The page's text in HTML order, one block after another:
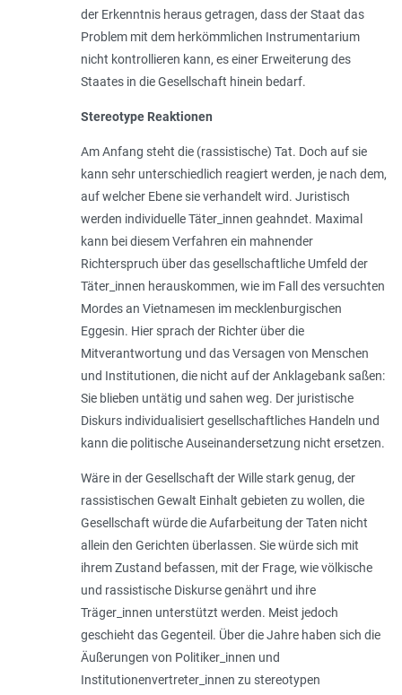
der Erkenntnis heraus getragen, dass der Staat das
Problem mit dem herkömmlichen Instrumentarium
nicht kontrollieren kann, es einer Erweiterung des
Staates in die Gesellschaft hinein bedarf.
Stereotype Reaktionen
Am Anfang steht die (rassistische) Tat. Doch auf sie
kann sehr unterschiedlich reagiert werden, je nach dem,
auf welcher Ebene sie verhandelt wird. Juristisch
werden individuelle Täter_innen geahndet. Maximal
kann bei diesem Verfahren ein mahnender
Richterspruch über das gesellschaftliche Umfeld der
Täter_innen herauskommen, wie im Fall des versuchten
Mordes an Vietnamesen im mecklenburgischen
Eggesin. Hier sprach der Richter über die
Mitverantwortung und das Versagen von Menschen
und Institutionen, die nicht auf der Anklagebank saßen:
Sie blieben untätig und sahen weg. Der juristische
Diskurs individualisiert gesellschaftliches Handeln und
kann die politische Auseinandersetzung nicht ersetzen.
Wäre in der Gesellschaft der Wille­ stark genug, der
rassistischen Gewalt Einhalt gebieten zu wollen, die
Gesellschaft würde die Aufarbeitung der Taten nicht
allein den Gerichten überlassen. Sie würde sich mit
ihrem Zustand befassen, mit der Frage, wie völkische
und rassistische Diskurse genährt und ihre
Träger_innen unterstützt werden. Meist jedoch
geschieht das Gegenteil. Über die Jahre haben sich die
Äußerungen von Politiker_innen und
Institutionenvertreter_innen zu stereotypen